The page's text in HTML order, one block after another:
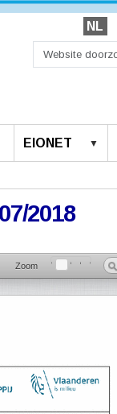
NL
EIONET
2018
Zoom